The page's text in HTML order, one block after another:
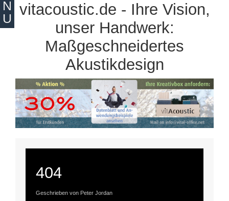
vitacoustic.de - Ihre Vision,
unser Handwerk:
Maßgeschneidertes
Akustikdesign
404
Geschrieben von Peter Jordan